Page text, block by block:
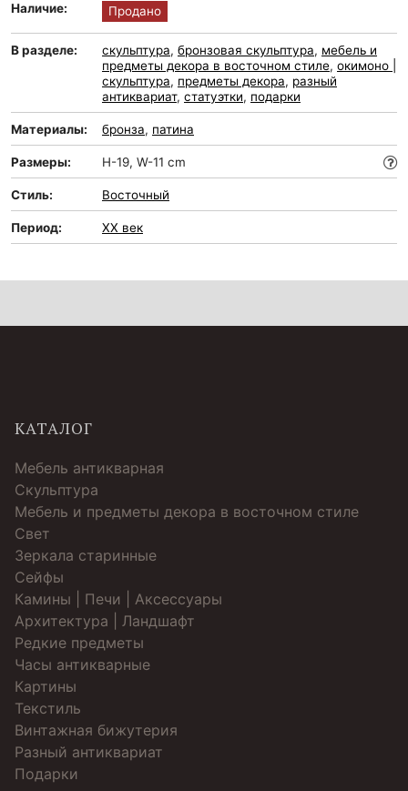
Наличие: Продано
В разделе: скульптура, бронзовая скульптура, мебель и
предметы декора в восточном стиле, окимоно |
скульптура, предметы декора, разный
антиквариат, статуэтки, подарки
Материалы: бронза, патина
Размеры: H-19, W-11 cm
Стиль: Восточный
Период: XX век
КАТАЛОГ
Мебель антикварная
Скульптура
Мебель и предметы декора в восточном стиле
Свет
Зеркала старинные
Cейфы
Камины | Печи | Аксессуары
Архитектура | Ландшафт
Редкие предметы
Часы антикварные
Картины
Текстиль
Винтажная бижутерия
Разный антиквариат
Подарки